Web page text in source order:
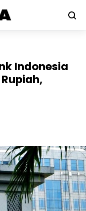
Indonesia